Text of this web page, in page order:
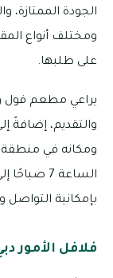
الجودة
ومختلف أنواع
على طلبها.
يراعي مطعم فول
والتقديم، إضافةً
ومكانه في منطقة
بإمكانية التواصل
فلافل الأمور